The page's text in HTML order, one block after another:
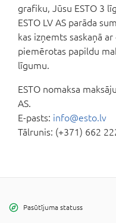
grafiku, Jūsu ESTO 3
ESTO LV AS parāda
kas izņemts saskaņā
piemērotas papildu
līgumu.
ESTO nomaksa
AS.
E-pasts: info@esto.lv
Tālrunis: (+371) 662
Pasūtījuma statuss